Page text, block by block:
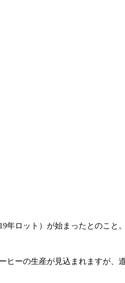
年ロット）が始まったとのこと。
ーの生産が見込まれますが、